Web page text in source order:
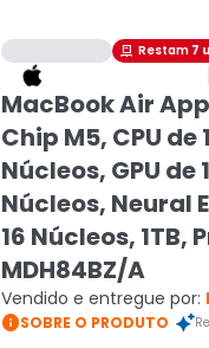
 Restam 7
MacBook Air
Chip M5, CPU de
Núcleos, GPU de
Núcleos, Neural
16 Núcleos, 1TB,
MDH84BZ/A
Vendido e entregue por:
SOBRE O PRODUTO